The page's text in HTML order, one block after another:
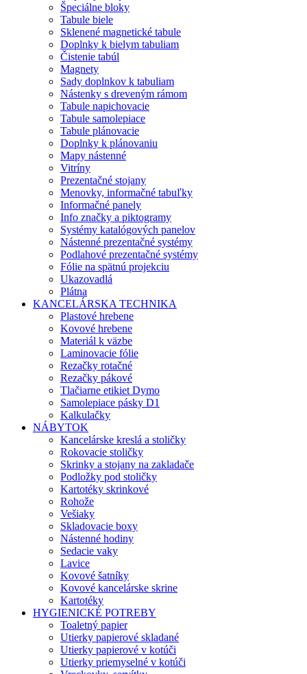
Špeciálne bloky
Tabule biele
Sklenené magnetické tabule
Doplnky k bielym tabuliam
Čistenie tabúl
Magnety
Sady doplnkov k tabuliam
Nástenky s dreveným rámom
Tabule napichovacie
Tabule samolepiace
Tabule plánovacie
Doplnky k plánovaniu
Mapy nástenné
Vitríny
Prezentačné stojany
Menovky, informačné tabuľky
Informačné panely
Info značky a piktogramy
Systémy katalógových panelov
Nástenné prezentačné systémy
Podlahové prezentačné systémy
Fólie na spätnú projekciu
Ukazovadlá
Plátna
KANCELÁRSKA TECHNIKA
Plastové hrebene
Kovové hrebene
Materiál k väzbe
Laminovacie fólie
Rezačky rotačné
Rezačky pákové
Tlačiarne etikiet Dymo
Samolepiace pásky D1
Kalkulačky
NÁBYTOK
Kancelárske kreslá a stoličky
Rokovacie stoličky
Skrinky a stojany na zakladače
Podložky pod stoličky
Kartotéky skrinkové
Rohože
Vešiaky
Skladovacie boxy
Nástenné hodiny
Sedacie vaky
Lavice
Kovové šatníky
Kovové kancelárske skrine
Kartotéky
HYGIENICKÉ POTREBY
Toaletný papier
Utierky papierové skladané
Utierky papierové v kotúči
Utierky priemyselné v kotúči